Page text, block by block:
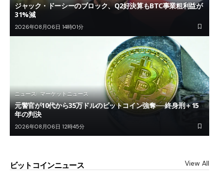
ジャック・ドーシーのブロック、Q2好決算もBTC事業粗利益が
31%減
2026年08月06日 14時01分
ニュース マーケットニュース
元警官が10代から35万ドルのビットコイン強奪──終身刑＋15
年の判決
2026年08月06日 12時45分
ビットコインニュース View All